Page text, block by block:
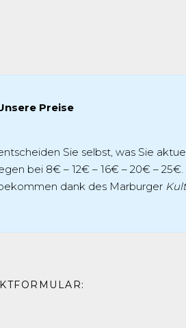
Preise
Sie selbst, was Sie
bei 8€ – 12€ – 16€ – 20€ – 25€.
dank des Marburger